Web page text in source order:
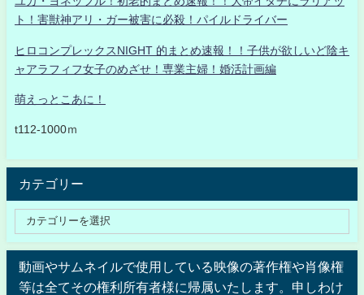
ト！害獣神アリ・ガー被害に必殺！パイルドライバー
ヒロコンプレックスNIGHT 的まとめ速報！！子供が欲しいど陰キ
ャアラフィフ女子のめざせ！専業主婦！婚活計画編
萌えっとこあに！
t112-1000ｍ
カテゴリー
動画やサムネイルで使用している映像の著作権や肖像権
等は全てその権利所有者様に帰属いたします。申しわけ